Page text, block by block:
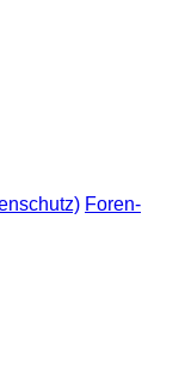
Foren-